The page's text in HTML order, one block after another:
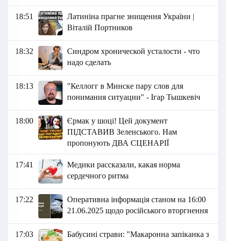
18:51
Латиніна прагне знищення України |
Віталій Портников
18:32
Синдром хронической усталости - что
надо сделать
18:13
"Келлогг в Минске пару слов для
понимания ситуации" - Ігар Тышкевіч
18:00
Єрмак у шоці! Цей документ
ПІДСТАВИВ Зеленського. Нам
пропонують ДВА СЦЕНАРІЇ
17:41
Медики рассказали, какая норма
сердечного ритма
17:22
Оперативна інформація станом на 16:00
21.06.2025 щодо російського вторгнення
17:03
Бабусині страви: "Макаронна запіканка з